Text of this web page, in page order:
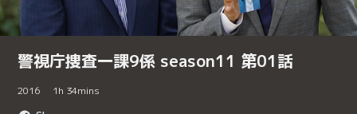
警視庁捜査一課9係 season11 第01話
2016 1h 34mins